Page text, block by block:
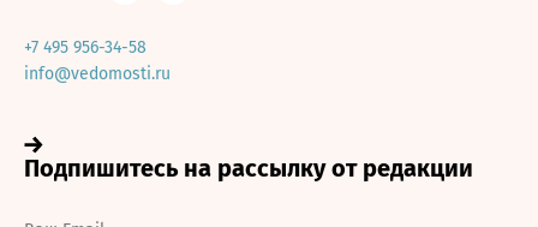
+7 495 956-34-58
info@vedomosti.ru